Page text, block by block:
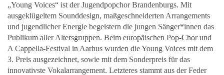
„Young Voices“ ist der Jugendpopchor Brandenburgs. Mit
ausgeklügeltem Sounddesign, maßgeschneiderten Arrangements
und jugendlicher Energie begeistern die jungen Sänger*innen das
Publikum aller Altersgruppen. Beim europäischen Pop-Chor und
A Cappella-Festival in Aarhus wurden die Young Voices mit dem
3. Preis ausgezeichnet, sowie mit dem Sonderpreis für das
innovativste Vokalarrangement. Letzteres stammt aus der Feder